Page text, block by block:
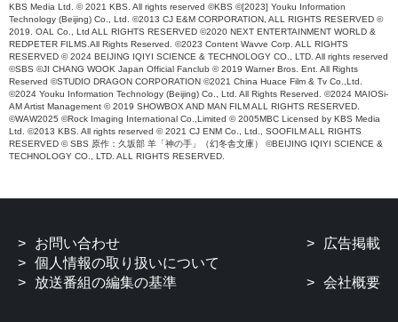
KBS Media Ltd. © 2021 KBS. All rights reserved ©KBS ©[2023] Youku Information
Technology (Beijing) Co., Ltd. ©2013 CJ E&M CORPORATION, ALL RIGHTS RESERVED ©
2019. OAL Co., Ltd ALL RIGHTS RESERVED ©2020 NEXT ENTERTAINMENT WORLD &
REDPETER FILMS.All Rights Reserved. ©2023 Content Wavve Corp. ALL RIGHTS
RESERVED © 2024 BEIJING IQIYI SCIENCE & TECHNOLOGY CO., LTD. All rights reserved
©SBS ©JI CHANG WOOK Japan Official Fanclub © 2019 Warner Bros. Ent. All Rights
Reserved ©STUDIO DRAGON CORPORATION ©2021 China Huace Film & Tv Co.,Ltd.
©2024 Youku Information Technology (Beijing) Co., Ltd. All Rights Reserved. ©2024 MAIOSi-
AM Artist Management © 2019 SHOWBOX AND MAN FILM ALL RIGHTS RESERVED.
©WAW2025 ©Rock Imaging International Co.,Limited © 2005MBC Licensed by KBS Media
Ltd. ©2013 KBS. All rights reserved © 2021 CJ ENM Co., Ltd., SOOFILM ALL RIGHTS
RESERVED © SBS 原作：久坂部 羊「神の手」（幻冬舎文庫） ©BEIJING IQIYI SCIENCE &
TECHNOLOGY CO., LTD. ALL RIGHTS RESERVED.
お問い合わせ
広告掲載
個人情報の取り扱いについて
放送番組の編集の基準
会社概要